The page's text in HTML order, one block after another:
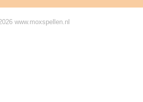
www.moxspellen.nl